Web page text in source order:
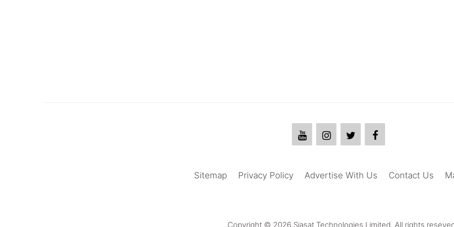
Contact Us
Advertise With Us
Privacy Policy
Sitemap
Copyright © 2026 Siasat Technologies Limited. All rights